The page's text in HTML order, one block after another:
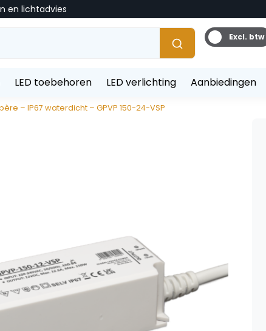
en lichtadvies
Excl. btw
LED toebehoren LED verlichting Aanbiedingen
– IP67 waterdicht – GPVP 150-24-VSP